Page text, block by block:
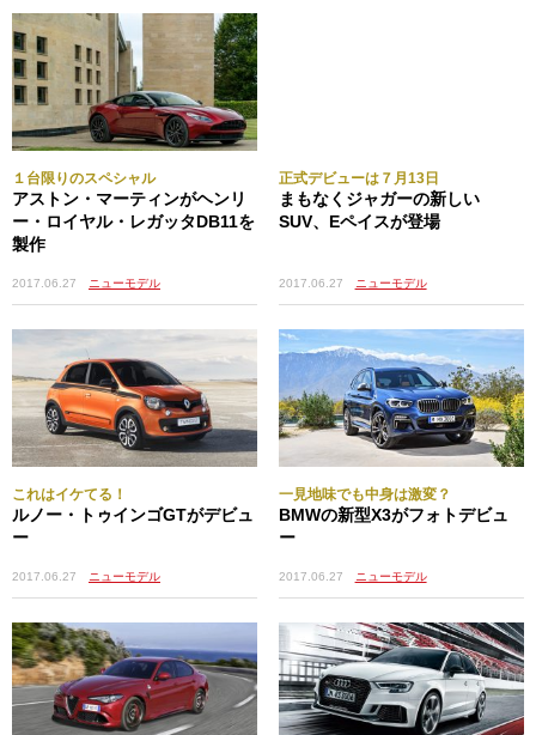
１台限りのスペシャル
アストン・マーティンがヘンリ
ー・ロイヤル・レガッタDB11を
製作
2017.06.27 ニューモデル
正式デビューは７月13日
まもなくジャガーの新しい
SUV、Eペイスが登場
2017.06.27 ニューモデル
これはイケてる！
ルノー・トゥインゴGTがデビュ
ー
2017.06.27 ニューモデル
一見地味でも中身は激変？
BMWの新型X3がフォトデビュ
ー
2017.06.27 ニューモデル